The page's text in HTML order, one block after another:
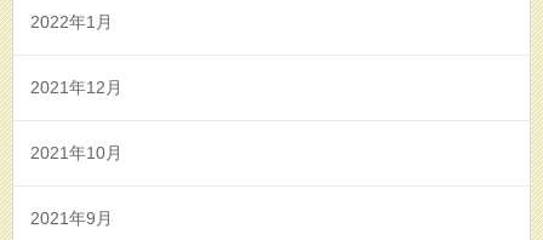
2022年1月
2021年12月
2021年10月
2021年9月